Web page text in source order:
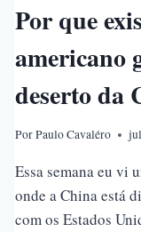
Por que
americano
deserto da
PorPaulo Cavaléro
Essa semana eu vi
onde a China está
com os Estados